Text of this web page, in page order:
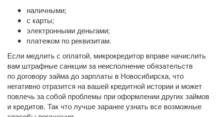
наличными;
с карты;
электронными деньгами;
платежом по реквизитам.
Если медлить с оплатой, микрокредитор вправе начислить
вам штрафные санкции за неисполнение обязательств
по договору займа до зарплаты в Новосибирска, что
негативно отразится на вашей кредитной истории и может
повлечь за собой проблемы при оформлении других займов
и кредитов. Так что лучше заранее узнать все возможные